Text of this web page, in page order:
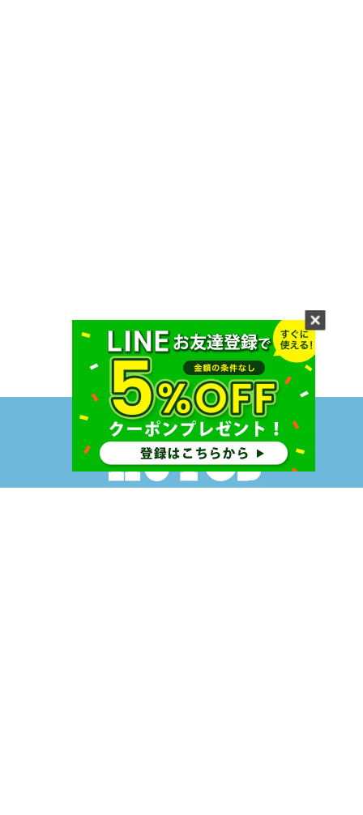
度付きスポーツサングラスの通販ならAutos,Inc